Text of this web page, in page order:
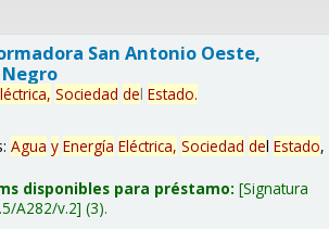
San Antonio Oeste,
Sociedad del Estado.
Agua y Energía Eléctrica, Sociedad del Estado,
disponibles para préstamo: Signatura
A282/v.2 (3).